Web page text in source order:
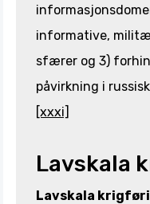
informative,
sfærer og 3)
påvirkning i
[xxxi]
Lavskala
Lavskala